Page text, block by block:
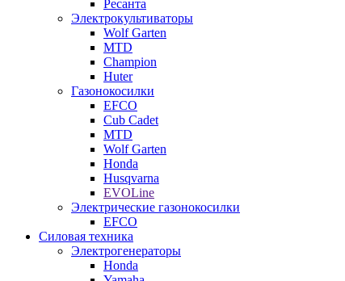
Ресанта
Электрокультиваторы
Wolf Garten
MTD
Champion
Huter
Газонокосилки
EFCO
Cub Cadet
MTD
Wolf Garten
Honda
Husqvarna
EVOLine
Электрические газонокосилки
EFCO
Силовая техника
Электрогенераторы
Honda